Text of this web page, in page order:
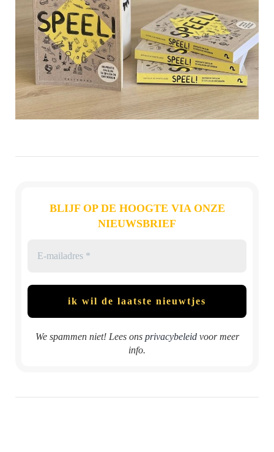
BLIJF OP DE HOOGTE VIA ONZE
NIEUWSBRIEF
We spammen niet! Lees ons privacybeleidvoor meer
info.